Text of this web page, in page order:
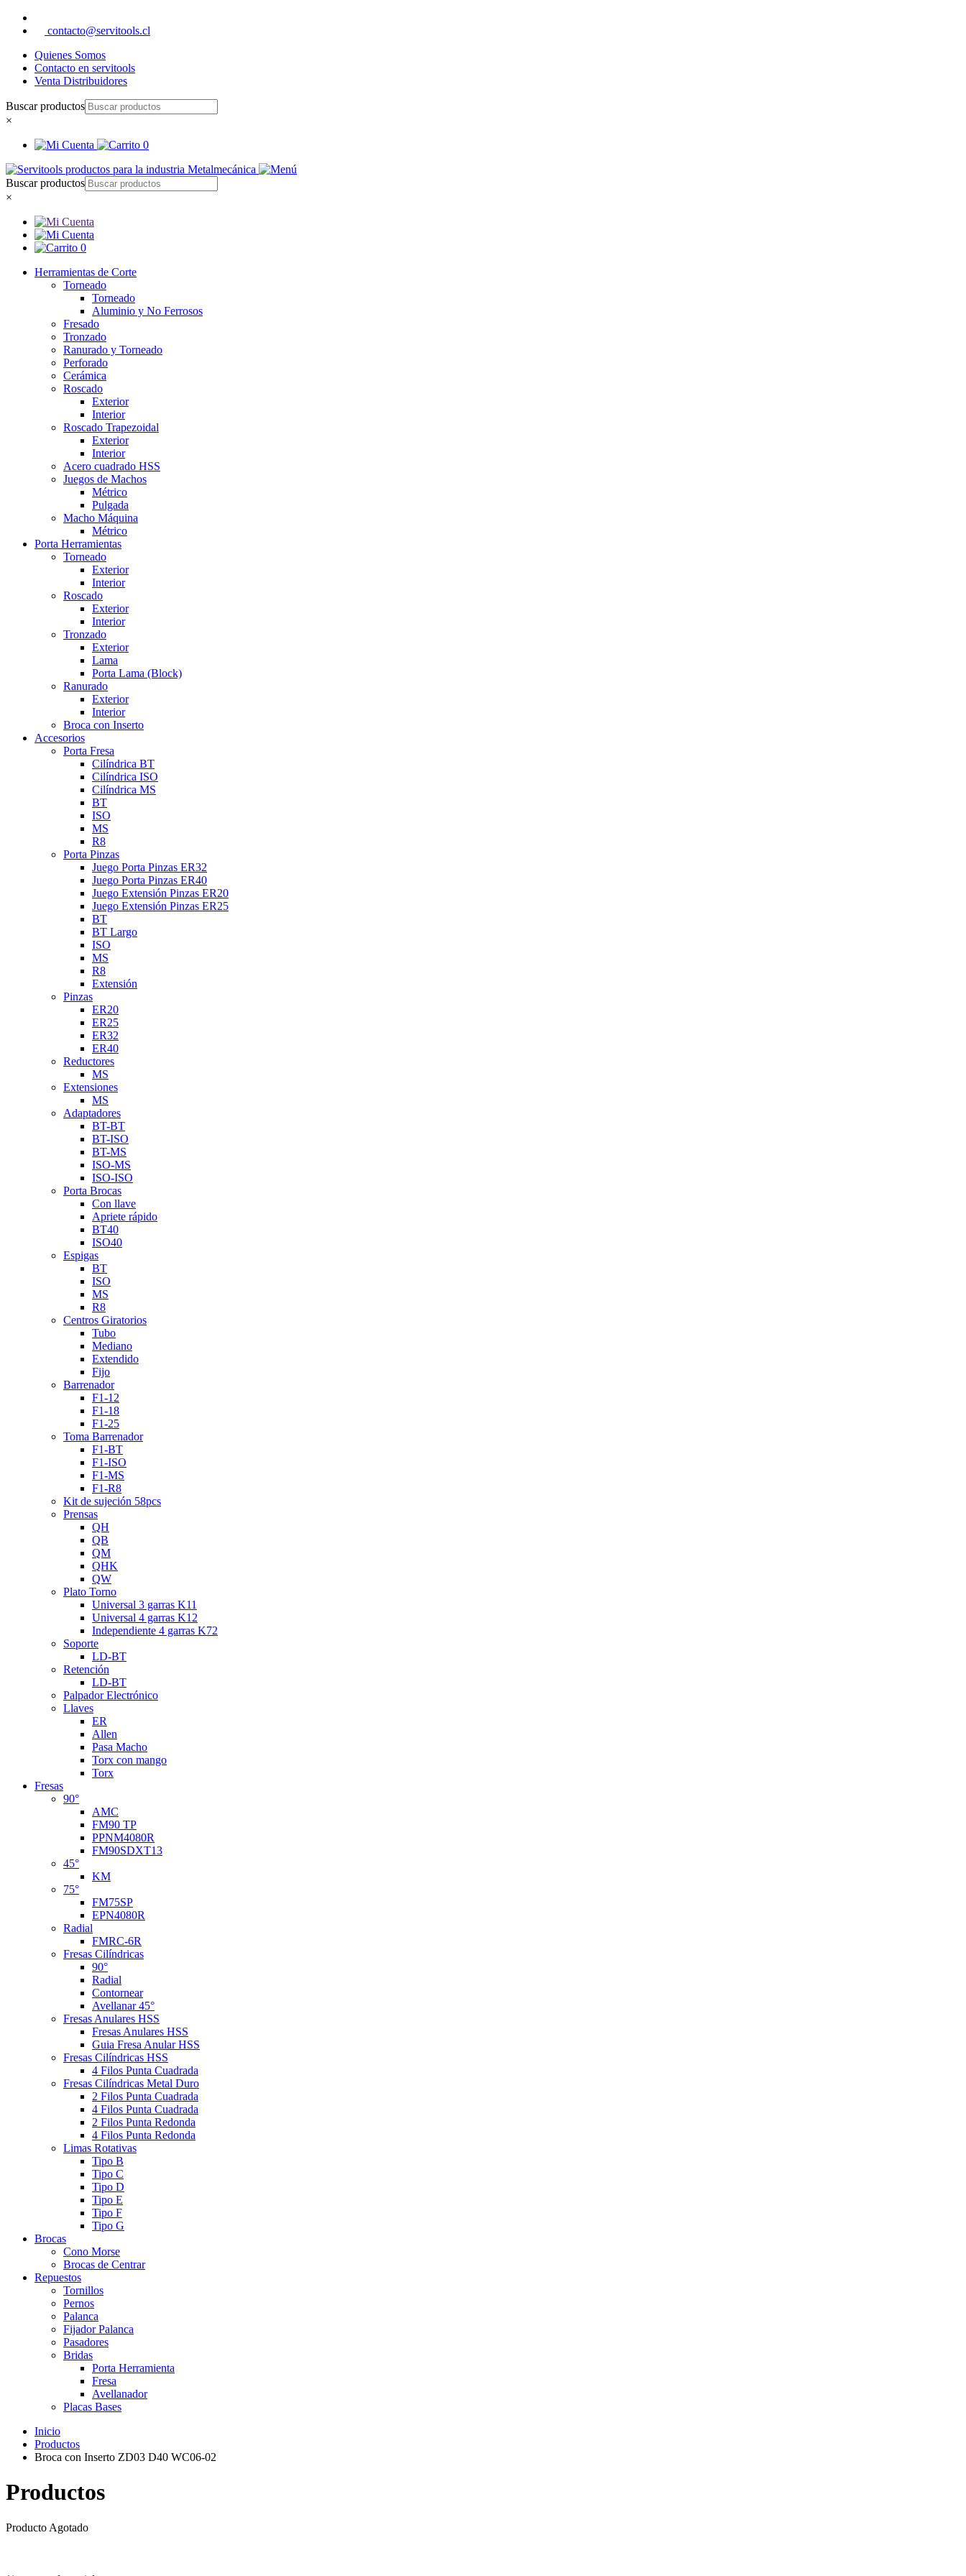
contacto@servitools.cl
Quienes Somos
Contacto en servitools
Venta Distribuidores
Buscar productos
×
0
Buscar productos
×
0
Herramientas de Corte
Torneado
Torneado
Aluminio y No Ferrosos
Fresado
Tronzado
Ranurado y Torneado
Perforado
Cerámica
Roscado
Exterior
Interior
Roscado Trapezoidal
Exterior
Interior
Acero cuadrado HSS
Juegos de Machos
Métrico
Pulgada
Macho Máquina
Métrico
Porta Herramientas
Torneado
Exterior
Interior
Roscado
Exterior
Interior
Tronzado
Exterior
Lama
Porta Lama (Block)
Ranurado
Exterior
Interior
Broca con Inserto
Accesorios
Porta Fresa
Cilíndrica BT
Cilíndrica ISO
Cilíndrica MS
BT
ISO
MS
R8
Porta Pinzas
Juego Porta Pinzas ER32
Juego Porta Pinzas ER40
Juego Extensión Pinzas ER20
Juego Extensión Pinzas ER25
BT
BT Largo
ISO
MS
R8
Extensión
Pinzas
ER20
ER25
ER32
ER40
Reductores
MS
Extensiones
MS
Adaptadores
BT-BT
BT-ISO
BT-MS
ISO-MS
ISO-ISO
Porta Brocas
Con llave
Apriete rápido
BT40
ISO40
Espigas
BT
ISO
MS
R8
Centros Giratorios
Tubo
Mediano
Extendido
Fijo
Barrenador
F1-12
F1-18
F1-25
Toma Barrenador
F1-BT
F1-ISO
F1-MS
F1-R8
Kit de sujeción 58pcs
Prensas
QH
QB
QM
QHK
QW
Plato Torno
Universal 3 garras K11
Universal 4 garras K12
Independiente 4 garras K72
Soporte
LD-BT
Retención
LD-BT
Palpador Electrónico
Llaves
ER
Allen
Pasa Macho
Torx con mango
Torx
Fresas
90°
AMC
FM90 TP
PPNM4080R
FM90SDXT13
45°
KM
75°
FM75SP
EPN4080R
Radial
FMRC-6R
Fresas Cilíndricas
90°
Radial
Contornear
Avellanar 45°
Fresas Anulares HSS
Fresas Anulares HSS
Guia Fresa Anular HSS
Fresas Cilíndricas HSS
4 Filos Punta Cuadrada
Fresas Cilíndricas Metal Duro
2 Filos Punta Cuadrada
4 Filos Punta Cuadrada
2 Filos Punta Redonda
4 Filos Punta Redonda
Limas Rotativas
Tipo B
Tipo C
Tipo D
Tipo E
Tipo F
Tipo G
Brocas
Cono Morse
Brocas de Centrar
Repuestos
Tornillos
Pernos
Palanca
Fijador Palanca
Pasadores
Bridas
Porta Herramienta
Fresa
Avellanador
Placas Bases
Inicio
Productos
Broca con Inserto ZD03 D40 WC06-02
Productos
Producto Agotado